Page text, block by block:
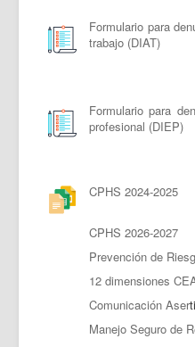
Formulario para
trabajo (DIAT)
Formulario para
profesional (DIEP)
CPHS 2024-2025
CPHS 2026-2027
Prevención de
12 dimensiones
Comunicación Aser
Manejo Seguro de